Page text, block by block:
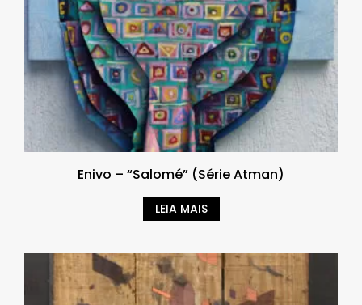
Enivo – “Salomé” (Série Atman)
LEIA MAIS